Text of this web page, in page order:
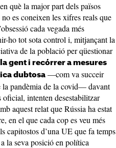
què la major part dels països
es coneixen les xifres reals que
cada vegada més
ho tot sota control i, mitjançant la
de la població per qüestionar
gent i recórrer a mesures
dubtosa —com va succeir
la pandèmia de la covid— davant
oficial, intenten desestabilitzar
aquest relat que Rússia ha estat
en el que cada cop es veu més
capitostos d’una UE que fa temps
la seva posició en política